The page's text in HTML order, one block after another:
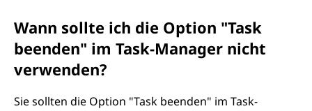
Wann sollte ich die Option "Task
beenden" im Task-Manager nicht
verwenden?
Sie sollten die Option "Task beenden" im Task-